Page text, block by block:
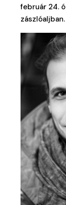
február 24.
zászlóaljban.